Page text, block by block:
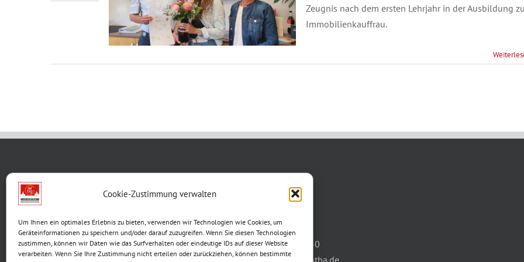
Cookie-Zustimmung verwalten
Um Ihnen ein optimales Erlebnis zu bieten, verwenden wir Technologien wie Cookies, um
Geräteinformationen zu speichern und/oder darauf zuzugreifen. Wenn Sie diesen Technologien
zustimmen, können wir Daten wie das Surfverhalten oder eindeutige IDs auf dieser Website
verarbeiten. Wenn Sie Ihre Zustimmung nicht erteilen oder zurückziehen, können bestimmte
Zeugnis nach dem ersten Lehrjahr in der Ausbildung
Immobilienkauffrau.
99867 Gotha
Telefon:03621/3077-0
E-Mail: info@wbg-gotha.de